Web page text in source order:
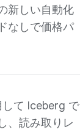
新しい自動化
なしで価格パ
て Iceberg で
、読み取りレ